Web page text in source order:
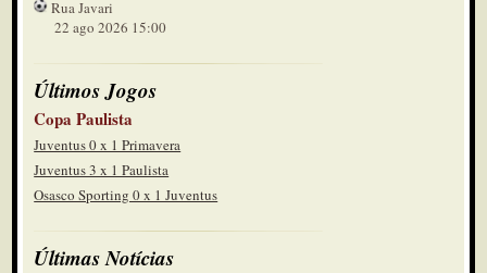
Rua Javari
22 ago 2026 15:00
Últimos Jogos
Copa Paulista
Juventus 0 x 1 Primavera
Juventus 3 x 1 Paulista
Osasco Sporting 0 x 1 Juventus
Últimas Notícias